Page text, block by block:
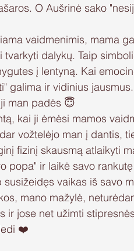
O Aušrinė sako
vaidmenimis, mama
tvarkyti dalykų. Taip
į lentyną. Kai
galima ir vidinius
man padės 😇
kai ji ėmėsi mamos
vožtelėjo man į dantis,
fizinį skausmą atlaikyti
popa" ir laikė savo
vaikas iš savo
mano mažylė,
ir jose net užimti
❤️